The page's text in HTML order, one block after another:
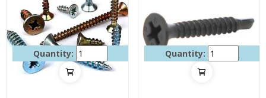
Quantity: Quantity: